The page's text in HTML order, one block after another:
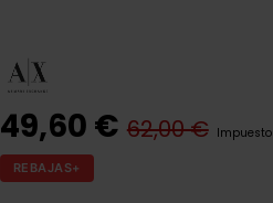
49,60 € 62,00 €
REBAJAS+